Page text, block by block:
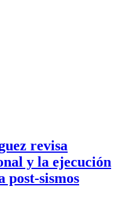
revisa
y la ejecución
post-sismos